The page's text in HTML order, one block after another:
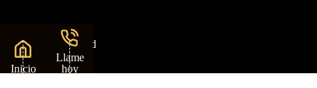
Política de privacidad
Inicio
Llame
hoy